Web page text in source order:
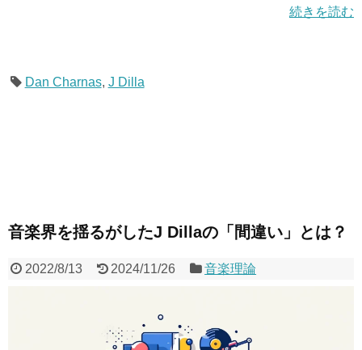
続きを読む
Dan Charnas, J Dilla
音楽界を揺るがしたJ Dillaの「間違い」とは？
2022/8/13 2024/11/26 音楽理論